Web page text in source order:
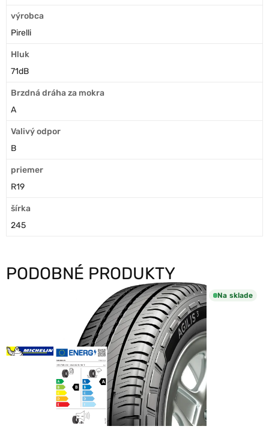
výrobca
Pirelli
Hluk
71dB
Brzdná dráha za mokra
A
Valivý odpor
B
priemer
R19
šírka
245
PODOBNÉ PRODUKTY
Na sklade